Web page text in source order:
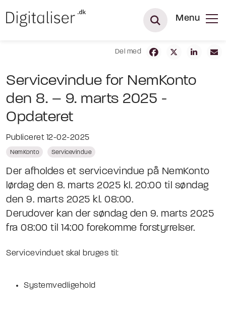
Menu
Del med
Servicevindue for NemKonto
den 8. – 9. marts 2025 -
Opdateret
Publiceret 12-02-2025
NemKonto Servicevindue
Der afholdes et servicevindue på NemKonto
lørdag den 8. marts 2025 kl. 20:00 til søndag
den 9. marts 2025 kl. 08:00.
Derudover kan der søndag den 9. marts 2025
fra 08:00 til 14:00 forekomme forstyrrelser.
Servicevinduet skal bruges til:
Systemvedligehold